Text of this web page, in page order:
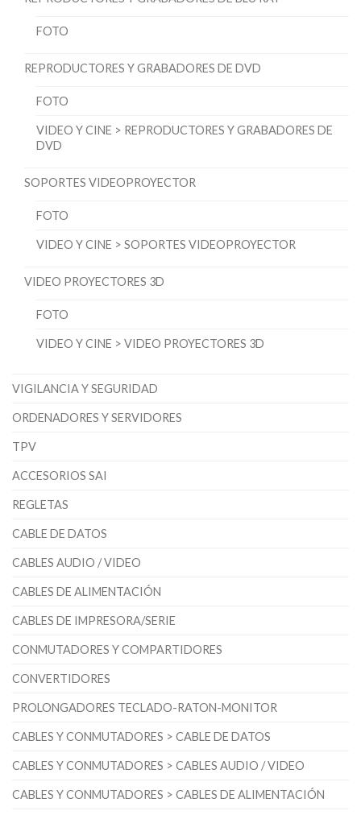
FOTO
REPRODUCTORES Y GRABADORES DE DVD
FOTO
VIDEO Y CINE > REPRODUCTORES Y GRABADORES DE
DVD
SOPORTES VIDEOPROYECTOR
FOTO
VIDEO Y CINE > SOPORTES VIDEOPROYECTOR
VIDEO PROYECTORES 3D
FOTO
VIDEO Y CINE > VIDEO PROYECTORES 3D
VIGILANCIA Y SEGURIDAD
ORDENADORES Y SERVIDORES
TPV
ACCESORIOS SAI
REGLETAS
CABLE DE DATOS
CABLES AUDIO / VIDEO
CABLES DE ALIMENTACIÓN
CABLES DE IMPRESORA/SERIE
CONMUTADORES Y COMPARTIDORES
CONVERTIDORES
PROLONGADORES TECLADO-RATON-MONITOR
CABLES Y CONMUTADORES > CABLE DE DATOS
CABLES Y CONMUTADORES > CABLES AUDIO / VIDEO
CABLES Y CONMUTADORES > CABLES DE ALIMENTACIÓN